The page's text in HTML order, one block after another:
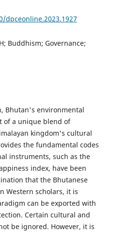
dpceonline.2023.1927
Buddhism; Governance;
Bhutan's environmental
of a unique blend of
kingdom's cultural
the fundamental codes
instruments, such as the
index, have been
that the Bhutanese
Western scholars, it is
can be exported with
Certain cultural and
be ignored. However, it is